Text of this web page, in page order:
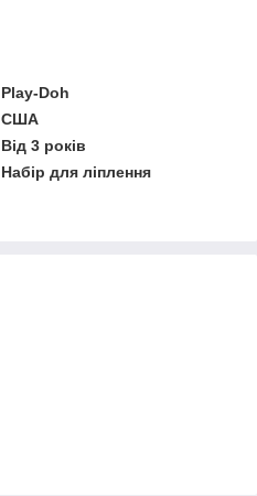
Play-Doh
США
Від 3 років
Набір для ліплення